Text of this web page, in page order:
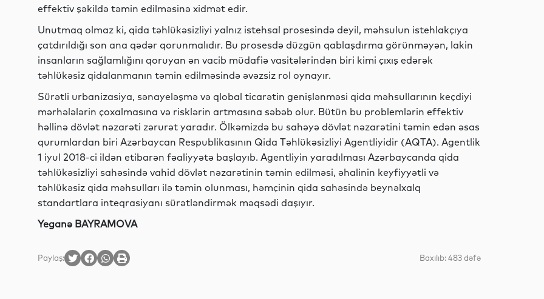
effektiv şəkildə təmin edilməsinə xidmət edir.
Unutmaq olmaz ki, qida təhlükəsizliyi yalnız istehsal prosesində deyil, məhsulun istehlakçıya
çatdırıldığı son ana qədər qorunmalıdır. Bu prosesdə düzgün qablaşdırma görünməyən, lakin
insanların sağlamlığını qoruyan ən vacib müdafiə vasitələrindən biri kimi çıxış edərək
təhlükəsiz qidalanmanın təmin edilməsində əvəzsiz rol oynayır.
Sürətli urbanizasiya, sənayeləşmə və qlobal ticarətin genişlənməsi qida məhsullarının keçdiyi
mərhələlərin çoxalmasına və risklərin artmasına səbəb olur. Bütün bu problemlərin effektiv
həllinə dövlət nəzarəti zərurət yaradır. Ölkəmizdə bu sahəyə dövlət nəzarətini təmin edən əsas
qurumlardan biri Azərbaycan Respublikasının Qida Təhlükəsizliyi Agentliyidir (AQTA). Agentlik
1 iyul 2018-ci ildən etibarən fəaliyyətə başlayıb. Agentliyin yaradılması Azərbaycanda qida
təhlükəsizliyi sahəsində vahid dövlət nəzarətinin təmin edilməsi, əhalinin keyfiyyətli və
təhlükəsiz qida məhsulları ilə təmin olunması, həmçinin qida sahəsində beynəlxalq
standartlara inteqrasiyanı sürətləndirmək məqsədi daşıyır.
Yeganə BAYRAMOVA
Paylaş: Baxılıb: 483 dəfə